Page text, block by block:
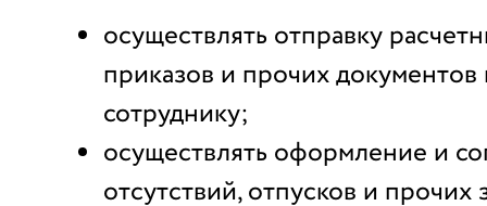
осуществлять отправку
приказов и прочих
сотруднику;
осуществлять оформление и
отсутствий, отпусков и прочих